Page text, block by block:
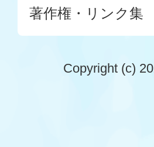
著作権・リンク集
Copyright (c)